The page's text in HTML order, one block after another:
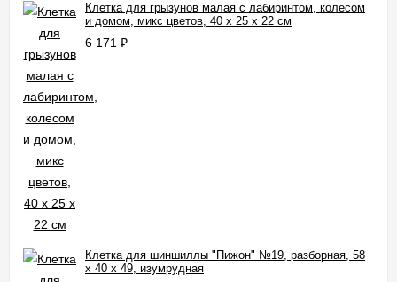
Клетка для грызунов малая с лабиринтом, колесом
и домом, микс цветов, 40 x 25 х 22 см
6 171 ₽
Клетка для шиншиллы "Пижон" №19, разборная, 58
х 40 х 49, изумрудная